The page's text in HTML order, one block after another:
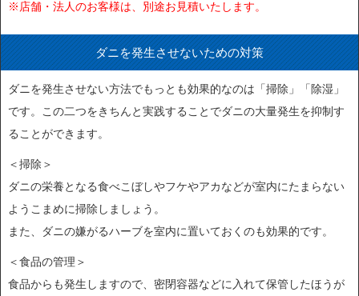
※店舗・法人のお客様は、別途お見積いたします。
ダニを発生させないための対策
ダニを発生させない方法でもっとも効果的なのは「掃除」「除湿」
です。この二つをきちんと実践することでダニの大量発生を抑制す
ることができます。
＜掃除＞
ダニの栄養となる食べこぼしやフケやアカなどが室内にたまらない
ようこまめに掃除しましょう。
また、ダニの嫌がるハーブを室内に置いておくのも効果的です。
＜食品の管理＞
食品からも発生しますので、密閉容器などに入れて保管したほうが